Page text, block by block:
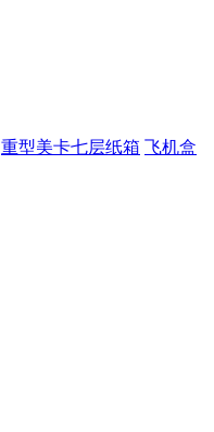
重型美卡七层纸箱 飞机盒